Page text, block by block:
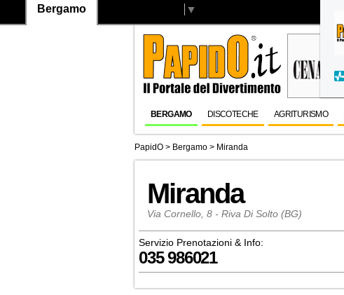
Bergamo ▼
BERGAMO DISCOTECHE AGRITURISMO
PapidO > Bergamo > Miranda
Miranda
Via Cornello, 8 - Riva Di Solto (BG)
Servizio Prenotazioni & Info:
035 986021